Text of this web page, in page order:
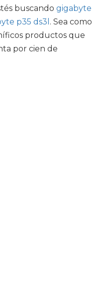
buscando gigabyte
p35 ds3l . Sea como
productos que
por cien de